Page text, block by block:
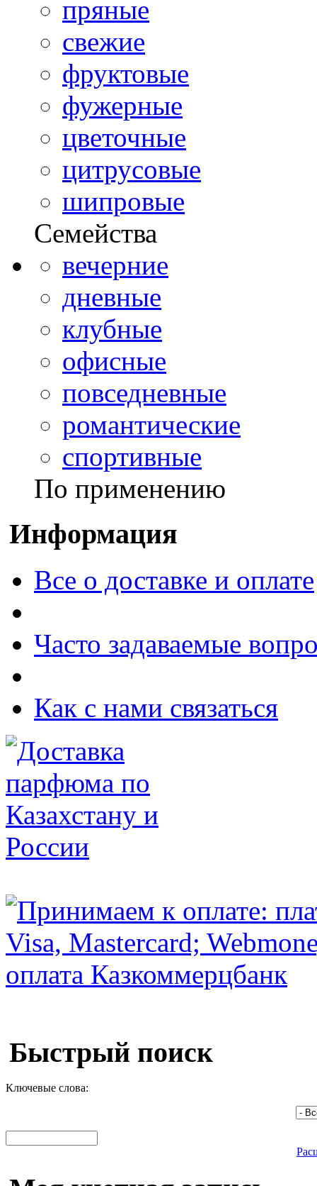
пряные
свежие
фруктовые
фужерные
цветочные
цитрусовые
шипровые
Семейства
вечерние
дневные
клубные
офисные
повседневные
романтические
спортивные
По применению
Информация
Все о доставке и оплате
Часто задаваемые
Как с нами связаться
Быстрый поиск
Ключевые слова: